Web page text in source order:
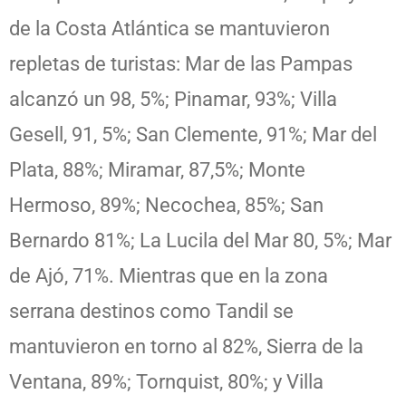
de la Costa Atlántica se mantuvieron
repletas de turistas: Mar de las Pampas
alcanzó un 98, 5%; Pinamar, 93%; Villa
Gesell, 91, 5%; San Clemente, 91%; Mar del
Plata, 88%; Miramar, 87,5%; Monte
Hermoso, 89%; Necochea, 85%; San
Bernardo 81%; La Lucila del Mar 80, 5%; Mar
de Ajó, 71%. Mientras que en la zona
serrana destinos como Tandil se
mantuvieron en torno al 82%, Sierra de la
Ventana, 89%; Tornquist, 80%; y Villa